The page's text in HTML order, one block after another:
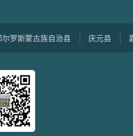
蒙古族自治县 庆元县 嘉善县